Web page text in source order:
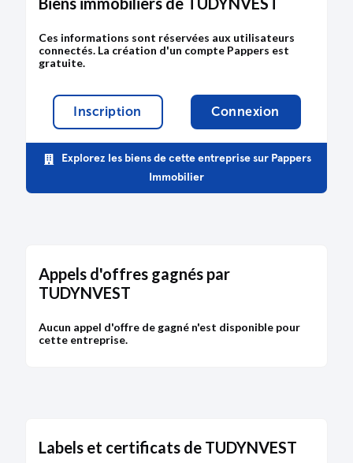
Ces informations sont réservées aux utilisateurs
connectés. La création d'un compte Pappers est
gratuite.
Inscription Connexion
Explorez les biens de cette entreprise sur Pappers
Immobilier
Appels d'offres gagnés par
TUDYNVEST
Aucun appel d'offre de gagné n'est disponible pour
cette entreprise.
Labels et certificats de TUDYNVEST